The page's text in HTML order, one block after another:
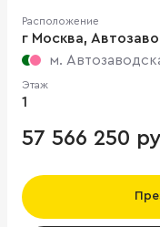
Расположение
г Москва,
м.
Этаж
1
57 566 250